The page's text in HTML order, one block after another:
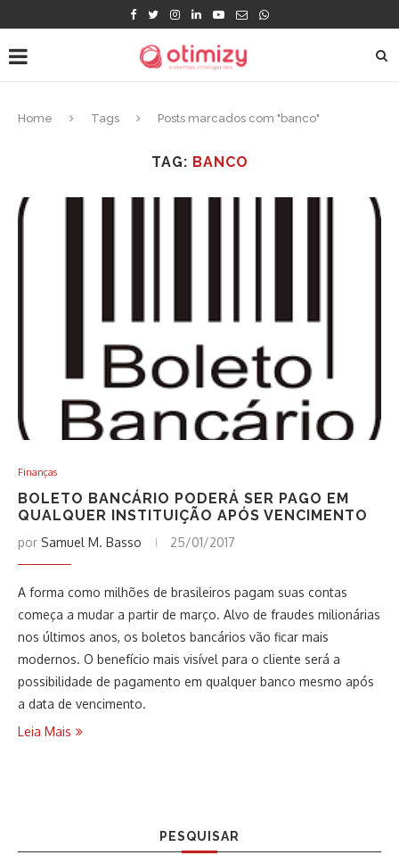
Home Tags Posts marcados com "banco"
TAG: BANCO
Finanças
BOLETO BANCÁRIO PODERÁ SER PAGO EM
QUALQUER INSTITUIÇÃO APÓS VENCIMENTO
por Samuel M. Basso 25/01/2017
A forma como milhões de brasileiros pagam suas contas
começa a mudar a partir de março. Alvo de fraudes milionárias
nos últimos anos, os boletos bancários vão ficar mais
modernos. O benefício mais visível para o cliente será a
possibilidade de pagamento em qualquer banco mesmo após
a data de vencimento.
Leia Mais
PESQUISAR